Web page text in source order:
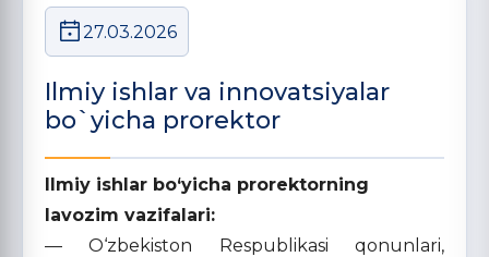
27.03.2026
Ilmiy ishlar va innovatsiyalar
bo`yicha prorektor
Ilmiy ishlar bo‘yicha prorektorning
lavozim vazifalari:
— O‘zbekiston Respublikasi qonunlari,